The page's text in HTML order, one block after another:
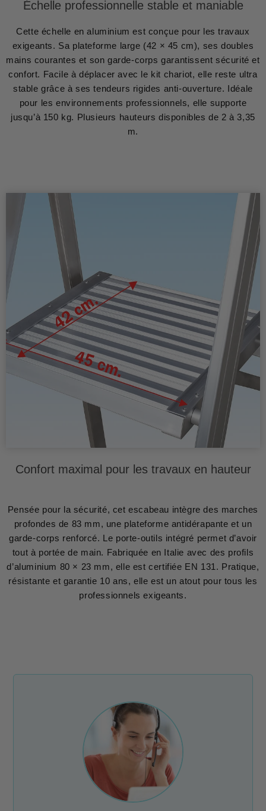
Échelle professionnelle stable et maniable
Cette échelle en aluminium est conçue pour les travaux
exigeants. Sa plateforme large (42 × 45 cm), ses doubles
mains courantes et son garde-corps garantissent sécurité et
confort. Facile à déplacer avec le kit chariot, elle reste ultra
stable grâce à ses tendeurs rigides anti-ouverture. Idéale
pour les environnements professionnels, elle supporte
jusqu’à 150 kg. Plusieurs hauteurs disponibles de 2 à 3,35
m.
Confort maximal pour les travaux en hauteur
Pensée pour la sécurité, cet escabeau intègre des marches
profondes de 83 mm, une plateforme antidérapante et un
garde-corps renforcé. Le porte-outils intégré permet d’avoir
tout à portée de main. Fabriquée en Italie avec des profils
d’aluminium 80 × 23 mm, elle est certifiée EN 131. Pratique,
résistante et garantie 10 ans, elle est un atout pour tous les
professionnels exigeants.